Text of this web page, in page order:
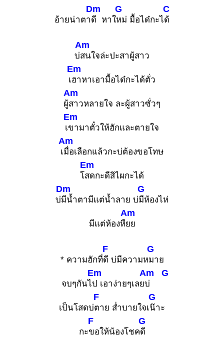
อ้ายน่าตา
Dm
ดี หาใ
G
หม่ มื้อได๋กะไ
C
ด้
บ่
Am
สนใจล่ะปะสาผู้สาว
เ
Em
ฮาหาเอามื้อได๋กะได้ตั่ว
ผู้
Am
สาวหลายใจ ละผู้สาวซั่วๆ
เ
Em
ขามาตั๋วให้ฮักและตายใจ
เ
Am
มื่อเลือกแล้วกะบ่ต้องขอโทษ
โ
Em
สดกะดีสิไผกะได้
บ่
Dm
มีน้ำตามีแต่น้ำลาย บ่
G
มีห้องไห่
มีแต่ห้องหื
Am
ยย
* ความฮักที่
F
ดี บ่มีความห
G
มาย
จบๆกันไ
Em
ป เอาง่ายๆเลย
Am
บ่
G
เป็นโสดบ่
F
ตาย ส่ำบายใจเ
G
น๊าะ
กะ
F
ขอให้น้องโชค
G
ดี